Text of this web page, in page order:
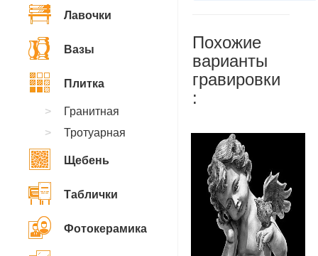
Похожие
варианты
гравировки
:
Лавочки
Вазы
Плитка
Гранитная
Тротуарная
Щебень
Таблички
Фотокерамика